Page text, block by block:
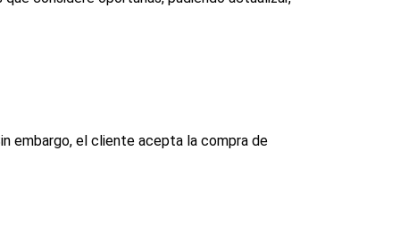
embargo, el cliente acepta la compra de